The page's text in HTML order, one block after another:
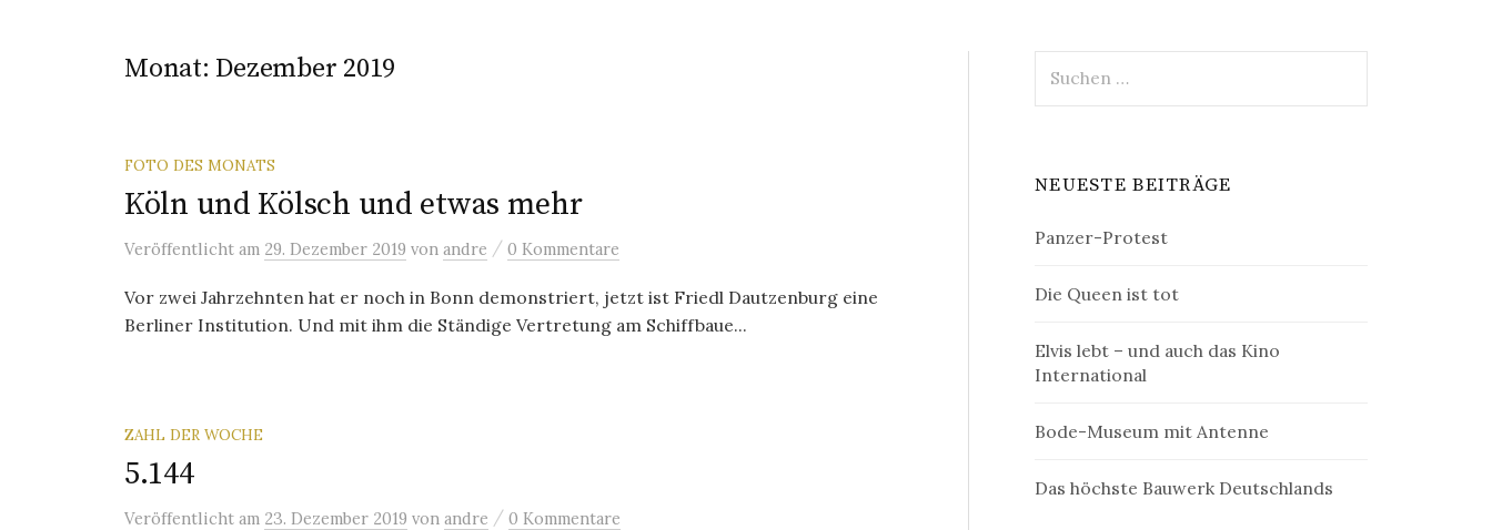
Monat: Dezember 2019
FOTO DES MONATS
Köln und Kölsch und etwas mehr
Veröffentlicht am 29. Dezember 2019 von andre / 0 Kommentare
Vor zwei Jahrzehnten hat er noch in Bonn demonstriert, jetzt ist Friedl Dautzenburg eine
Berliner Institution. Und mit ihm die Ständige Vertretung am Schiffbaue...
ZAHL DER WOCHE
5.144
Veröffentlicht am 23. Dezember 2019 von andre / 0 Kommentare
nach:
NEUESTE BEITRÄGE
Panzer-Protest
Die Queen ist tot
Elvis lebt – und auch das Kino
International
Bode-Museum mit Antenne
Das höchste Bauwerk Deutschlands